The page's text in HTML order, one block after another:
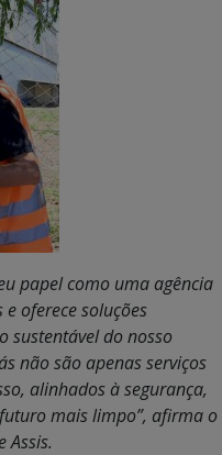
papel como uma agência
oferece soluções
sustentável do nosso
não são apenas serviços
alinhados à segurança,
mais limpo”, afirma o
Assis.